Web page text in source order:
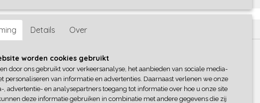
Vingino
€ 39,99 (inclusief btw 21%)
✓Op voorraad
Details Over
worden cookies gebruikt
door ons gebruikt voor verkeersanalyse, het aanbieden van sociale media-
personaliseren van informatie en advertenties. Daarnaast verlenen we onze
, advertentie- en analysepartners toegang tot informatie over hoe u onze site
deze informatie gebruiken in combinatie met andere gegevens die zij